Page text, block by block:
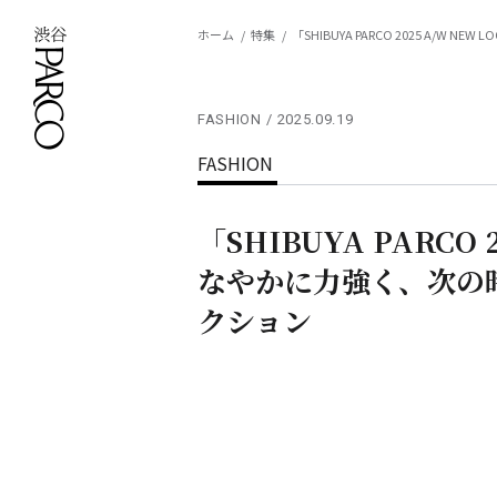
ホーム 特集 「SHIBUYA PARCO 2025 A/W
FASHION 2025.09.19
FASHION
「SHIBUYA
なやかに力強く、次
クション